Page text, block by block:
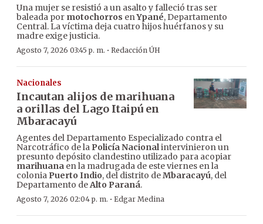
Una mujer se resistió a un asalto y falleció tras ser
baleada por motochorros enYpané, Departamento
Central. La víctima deja cuatro hijos huérfanos y su
madre exige justicia.
Agosto 7, 2026 03:45 p. m. · Redacción ÚH
Nacionales
Incautan alijos de marihuana
a orillas del Lago Itaipú en
Mbaracayú
Agentes del Departamento Especializado contra el
Narcotráfico de la Policía Nacionalintervinieron un
presunto depósito clandestino utilizado para acopiar
marihuana en la madrugada de este viernes en la
colonia Puerto Indio, del distrito deMbaracayú, del
Departamento deAlto Paraná.
Agosto 7, 2026 02:04 p. m. · Edgar Medina